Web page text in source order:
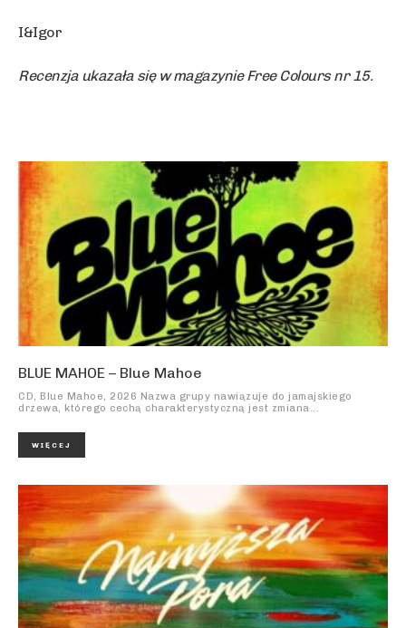
I&Igor
Recenzja ukazała się w magazynie Free Colours nr 15.
BLUE MAHOE – Blue Mahoe
CD, Blue Mahoe, 2026 Nazwa grupy nawiązuje do jamajskiego
drzewa, którego cechą charakterystyczną jest zmiana...
WIĘCEJ